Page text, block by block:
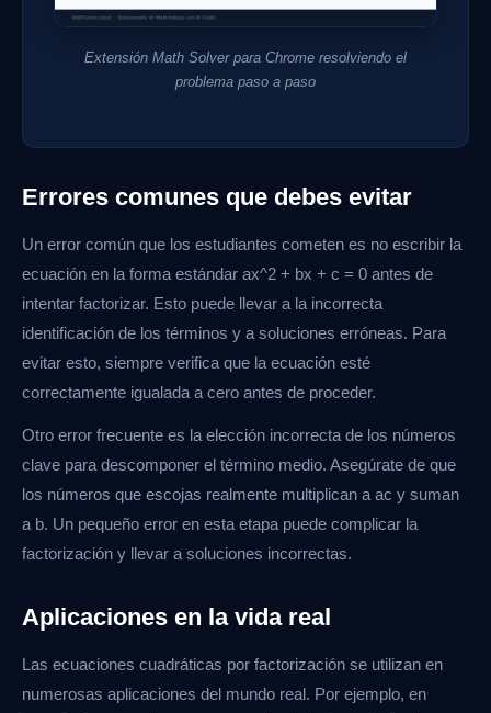
Extensión Math Solver para Chrome resolviendo el
problema paso a paso
Errores comunes que debes evitar
Un error común que los estudiantes cometen es no escribir la
ecuación en la forma estándar ax^2 + bx + c = 0 antes de
intentar factorizar. Esto puede llevar a la incorrecta
identificación de los términos y a soluciones erróneas. Para
evitar esto, siempre verifica que la ecuación esté
correctamente igualada a cero antes de proceder.
Otro error frecuente es la elección incorrecta de los números
clave para descomponer el término medio. Asegúrate de que
los números que escojas realmente multiplican a ac y suman
a b. Un pequeño error en esta etapa puede complicar la
factorización y llevar a soluciones incorrectas.
Aplicaciones en la vida real
Las ecuaciones cuadráticas por factorización se utilizan en
numerosas aplicaciones del mundo real. Por ejemplo, en